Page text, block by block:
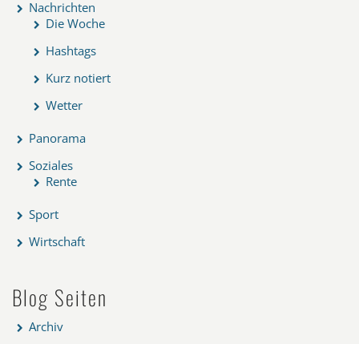
Nachrichten
Die Woche
Hashtags
Kurz notiert
Wetter
Panorama
Soziales
Rente
Sport
Wirtschaft
Blog Seiten
Archiv